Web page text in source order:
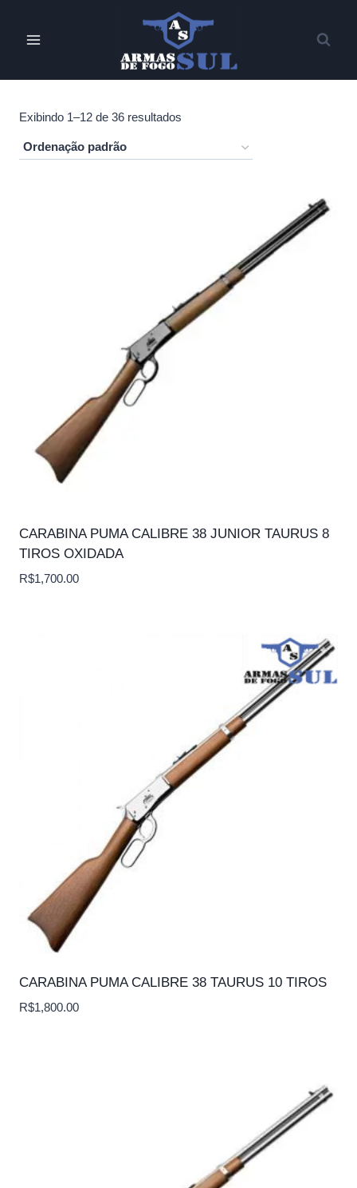
Exibindo 1–12 de 36 resultados
CARABINA PUMA CALIBRE 38 JUNIOR TAURUS 8
TIROS OXIDADA
R$1,700.00
CARABINA PUMA CALIBRE 38 TAURUS 10 TIROS
R$1,800.00